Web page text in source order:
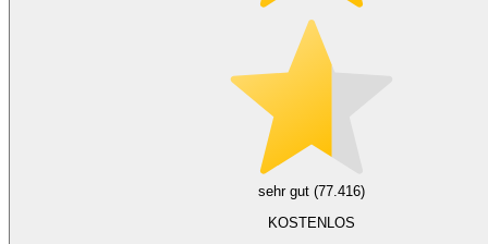
sehr gut (77.416)
KOSTENLOS